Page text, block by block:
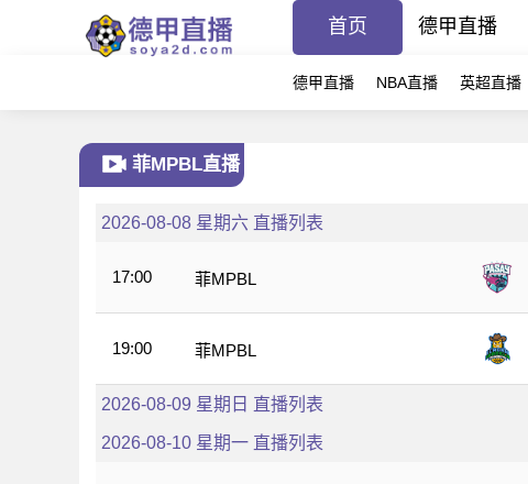
首页 德甲直播
德甲直播 NBA直播 英超直播
菲MPBL直播
2026-08-08 星期六 直播列表
17:00 菲MPBL
19:00 菲MPBL
2026-08-09 星期日 直播列表
2026-08-10 星期一 直播列表